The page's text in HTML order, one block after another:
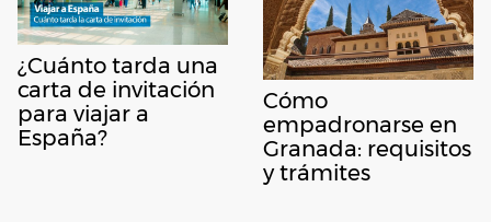
¿Cuánto tarda una
carta de invitación
para viajar a
España?
Cómo
empadronarse en
Granada: requisitos
y trámites